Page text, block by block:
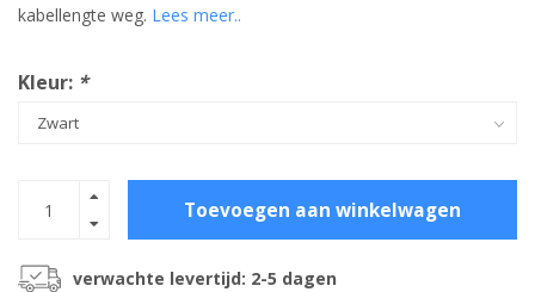
kabellengte weg. Lees meer..
Kleur: *
Toevoegen aan winkelwagen
verwachte levertijd: 2-5 dagen